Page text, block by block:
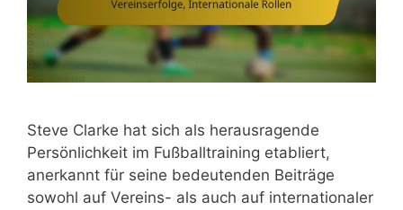
Steve Clarke hat sich als herausragende
Persönlichkeit im Fußballtraining etabliert,
anerkannt für seine bedeutenden Beiträge
sowohl auf Vereins- als auch auf internationaler